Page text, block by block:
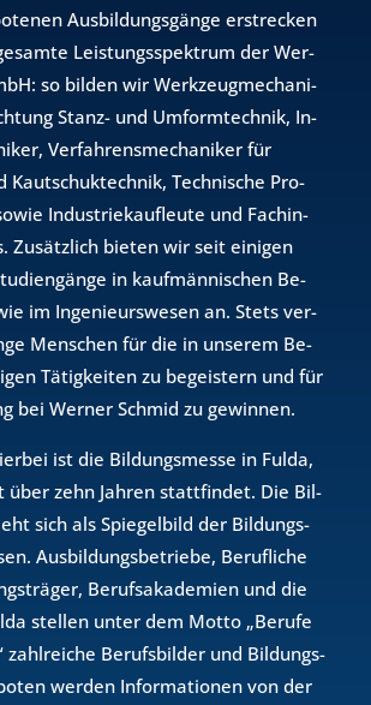
Aus­bil­dungs­gän­ge er­stre­cken
Leis­tungs­spek­trum der Wer­
so bil­den wir Werk­zeug­me­cha­ni­
Stanz- und Um­form­tech­nik, In­
Ver­fah­rens­me­cha­ni­ker für
Kau­tschuk­tech­nik, Tech­ni­sche Pro­
In­dus­trie­kauf­leu­te und Fach­in­
Zu­sätz­lich bie­ten wir seit ei­ni­gen
in kauf­män­ni­schen Be­
im In­ge­nieurs­we­sen an. Stets ver­
Men­schen für die in un­se­rem Be­
Tä­tig­kei­ten zu be­geis­tern und für
bei Wer­ner Schmid zu ge­win­nen.
ist die Bil­dungs­mes­se in Fulda,
über zehn Jah­ren statt­fin­det. Die Bil­
sich als Spie­gel­bild der Bil­dungs­
Aus­bil­dungs­be­trie­be, Be­ruf­li­che
Be­rufs­aka­de­mi­en und die
stel­len unter dem Motto „Be­ru­fe
zahl­rei­che Be­rufs­bil­der und Bil­dungs­
wer­den In­for­ma­tio­nen von der